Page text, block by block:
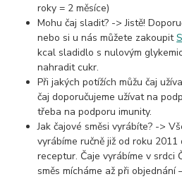
roky = 2 měsíce)
Mohu čaj sladit? -> Jistě!
nebo si u nás můžete zakoupit
kcal sladidlo s nulovým
nahradit cukr.
Při jakých potížích můžu čaj
čaj doporučujeme užívat na
třeba na podporu imunity.
Jak čajové směsi vyrábíte? ->
vyrábíme ručně již od roku
receptur. Čaje vyrábíme v srdci
směs mícháme až při objednání